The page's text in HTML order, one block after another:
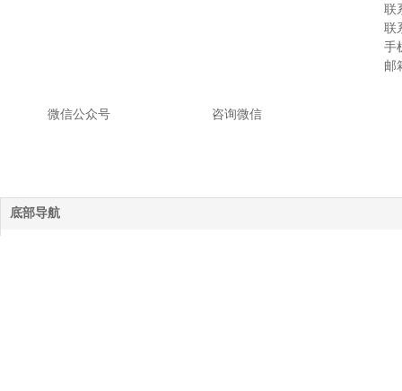
底部导航
微信公众号 咨询微信
联
联
手
邮